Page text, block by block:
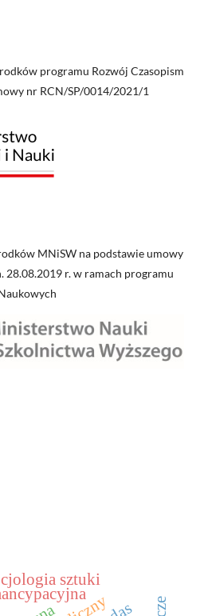
programu Rozwój Czasopism
nr RCN/SP/0014/2021/1
MNiSW na podstawie umowy
r. w ramach programu
sztuki